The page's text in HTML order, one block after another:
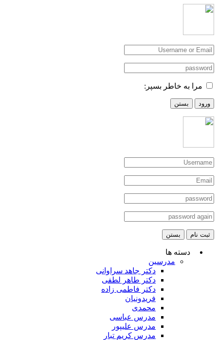
مرا به خاطر بسپر:
ورود بستن
ثبت نام بستن
دسته ها
مدرسین
دکتر جاهد سراوانی
دکتر طاهر لطفی
دکتر فاطمی زاده
فریدونیان
محمدی
مدرس عباسی
مدرس علیپور
مدرس کریم تبار